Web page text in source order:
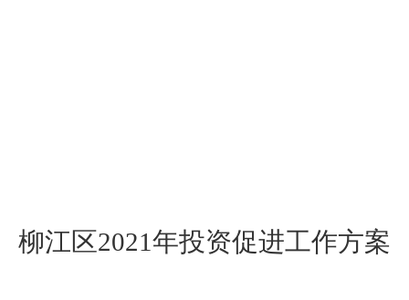
柳江区2021年投资促进工作方案